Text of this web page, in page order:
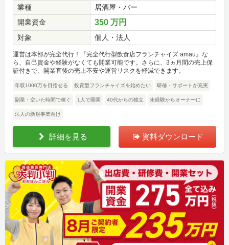
業種
居酒屋・バー
開業資金
350 万円
対象 個人・法人
運営は本部が完全代行！『完全代行型飲食店フランチャイズ amau』な
ら、自己資金や経験がなくても開業可能です。さらに、3ヵ月間の売上保
証付きで、開業直後の売上不安や運営リスクを軽減できます。
年収1000万を目指せる 投資型フランチャイズを始めたい 研修・サポートが充実
副業・空いた時間で稼ぐ 1人で開業 40代からの独立 未経験からオーナーに
法人の新規事業向け
詳細を見る 資料ダウンロード